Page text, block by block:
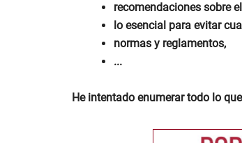
recomendaciones sobre
lo esencial para evitar
normas y reglamentos,
...
He intentado enumerar todo lo